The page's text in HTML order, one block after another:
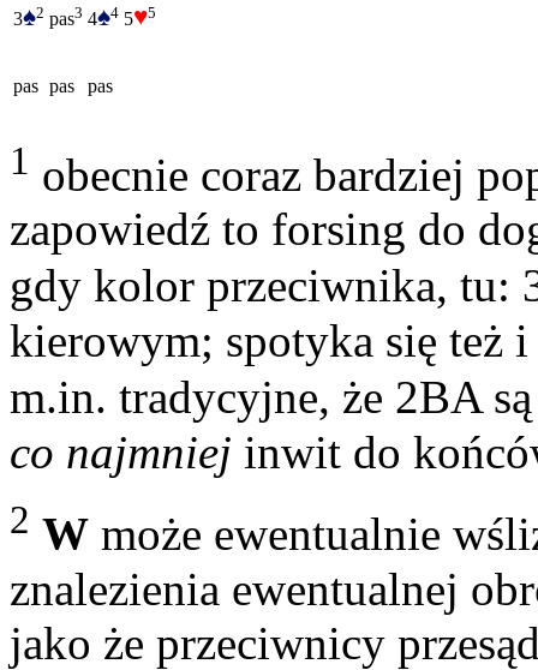
3♠2 pas3 4♠4 5♥5
pas pas pas
1 obecnie coraz bardziej
zapowiedź to forsing do
gdy kolor przeciwnika, tu:
kierowym; spotyka się też
m.in. tradycyjne, że 2BA
co najmniej inwit do
2 W może ewentualnie
znalezienia ewentualnej
jako że przeciwnicy